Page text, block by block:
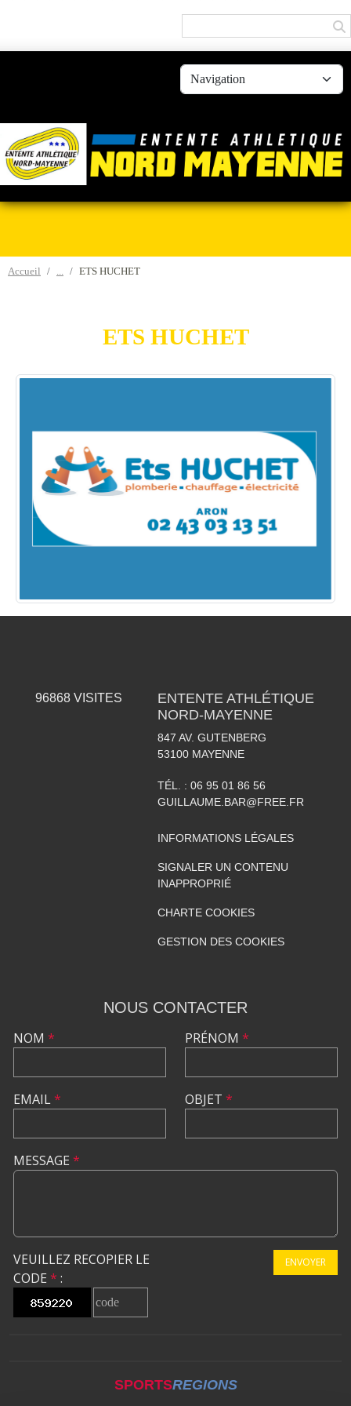
Accueil ETS HUCHET
ETS HUCHET
96868VISITES
ENTENTE ATHLÉTIQUE
NORD-MAYENNE
847 AV. GUTENBERG
53100 MAYENNE
TÉL. : 06 95 01 86 56
GUILLAUME.BAR@FREE.FR
INFORMATIONS LÉGALES
SIGNALER UN CONTENU
INAPPROPRIÉ
CHARTE COOKIES
GESTION DES COOKIES
NOUS CONTACTER
NOM *
EMAIL*
PRÉNOM *
OBJET *
MESSAGE *
VEUILLEZ RECOPIER LE
CODE * :
ENVOYER
SPORTSREGIONS